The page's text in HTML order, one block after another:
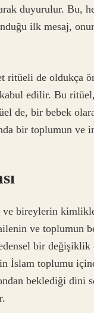
duyurulur. Bu,
ilk mesaj,
ritüeli de oldukça
edilir. Bu
de, bir bebek
bir toplumun ve
ve bireylerin
ve toplumun
bir
İslam toplumu
beklediği dini